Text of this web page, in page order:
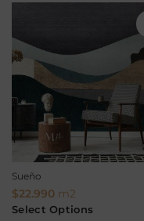
Sueño
$22.990 m2
Select Options